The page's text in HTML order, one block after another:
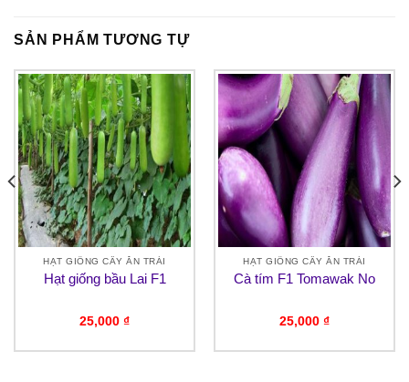
SẢN PHẨM TƯƠNG TỰ
HẠT GIỐNG CÂY ĂN TRÁI
Hạt giống bầu Lai F1
25,000 ₫
HẠT GIỐNG CÂY ĂN TRÁI
Cà tím F1 Tomawak No
25,000 ₫